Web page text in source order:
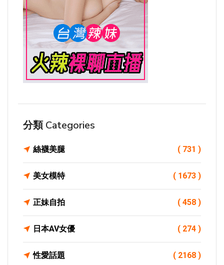
分類 Categories
絲襪美腿 ( 731 )
美女模特 ( 1673 )
正妹自拍 ( 458 )
日本AV女優 ( 274 )
性愛話題 ( 2168 )